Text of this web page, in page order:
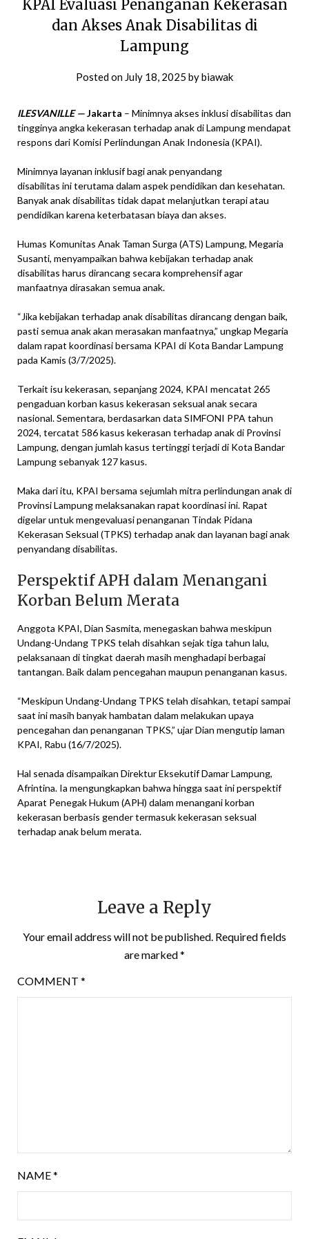
KPAI Evaluasi Penanganan Kekerasan
dan Akses Anak Disabilitas di
Lampung
Posted on July 18, 2025 bybiawak
ILESVANILLE —Jakarta – Minimnya akses inklusi disabilitas dan
tingginya angka kekerasan terhadap anak di Lampung mendapat
respons dari Komisi Perlindungan Anak Indonesia (KPAI).
Minimnya layanan inklusif bagi anak penyandang
disabilitas ini terutama dalam aspek pendidikan dan kesehatan.
Banyak anak disabilitas tidak dapat melanjutkan terapi atau
pendidikan karena keterbatasan biaya dan akses.
Humas Komunitas Anak Taman Surga (ATS) Lampung, Megaria
Susanti, menyampaikan bahwa kebijakan terhadap anak
disabilitas harus dirancang secara komprehensif agar
manfaatnya dirasakan semua anak.
“Jika kebijakan terhadap anak disabilitas dirancang dengan baik,
pasti semua anak akan merasakan manfaatnya,” ungkap Megaria
dalam rapat koordinasi bersama KPAI di Kota Bandar Lampung
pada Kamis (3/7/2025).
Terkait isu kekerasan, sepanjang 2024, KPAI mencatat 265
pengaduan korban kasus kekerasan seksual anak secara
nasional. Sementara, berdasarkan data SIMFONI PPA tahun
2024, tercatat 586 kasus kekerasan terhadap anak di Provinsi
Lampung, dengan jumlah kasus tertinggi terjadi di Kota Bandar
Lampung sebanyak 127 kasus.
Maka dari itu, KPAI bersama sejumlah mitra perlindungan anak di
Provinsi Lampung melaksanakan rapat koordinasi ini. Rapat
digelar untuk mengevaluasi penanganan Tindak Pidana
Kekerasan Seksual (TPKS) terhadap anak dan layanan bagi anak
penyandang disabilitas.
Perspektif APH dalam Menangani
Korban Belum Merata
Anggota KPAI, Dian Sasmita, menegaskan bahwa meskipun
Undang-Undang TPKS telah disahkan sejak tiga tahun lalu,
pelaksanaan di tingkat daerah masih menghadapi berbagai
tantangan. Baik dalam pencegahan maupun penanganan kasus.
“Meskipun Undang-Undang TPKS telah disahkan, tetapi sampai
saat ini masih banyak hambatan dalam melakukan upaya
pencegahan dan penanganan TPKS,” ujar Dian mengutip laman
KPAI, Rabu (16/7/2025).
Hal senada disampaikan Direktur Eksekutif Damar Lampung,
Afrintina. Ia mengungkapkan bahwa hingga saat ini perspektif
Aparat Penegak Hukum (APH) dalam menangani korban
kekerasan berbasis gender termasuk kekerasan seksual
terhadap anak belum merata.
Leave a Reply
Your email address will not be published. Required fields
are marked*
COMMENT *
NAME*